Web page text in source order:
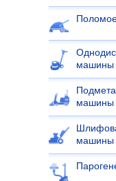
машины
машины
машины